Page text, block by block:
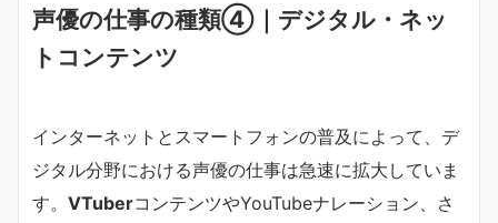
声優の仕事の種類④｜デジタル・ネッ
トコンテンツ
インターネットとスマートフォンの普及によって、デ
ジタル分野における声優の仕事は急速に拡大していま
す。 VTuberコンテンツやYouTubeナレーション、さ